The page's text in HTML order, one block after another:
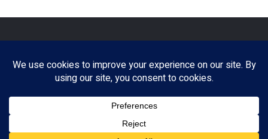
Copyright © 2026 Patricio Altamirano